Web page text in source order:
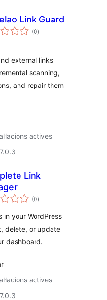
Link Guard
(0puntuacions
totals
)
external links
scanning,
and repair them
actives
Link
(0puntuacions
totals
)
in your WordPress
delete, or update
dashboard.
actives